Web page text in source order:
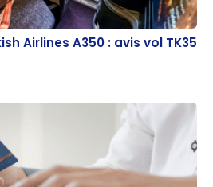
Airlines A350 : avis vol TK35
Airlines A350 : avis vol TK35